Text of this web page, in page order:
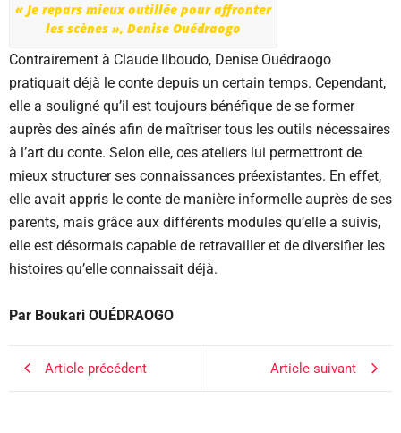
« Je repars mieux outillée pour affronter
les scènes », Denise Ouédraogo
Contrairement à Claude Ilboudo, Denise Ouédraogo
pratiquait déjà le conte depuis un certain temps. Cependant,
elle a souligné qu’il est toujours bénéfique de se former
auprès des aînés afin de maîtriser tous les outils nécessaires
à l’art du conte. Selon elle, ces ateliers lui permettront de
mieux structurer ses connaissances préexistantes. En effet,
elle avait appris le conte de manière informelle auprès de ses
parents, mais grâce aux différents modules qu’elle a suivis,
elle est désormais capable de retravailler et de diversifier les
histoires qu’elle connaissait déjà.
Par Boukari OUÉDRAOGO
Article précédent Article suivant